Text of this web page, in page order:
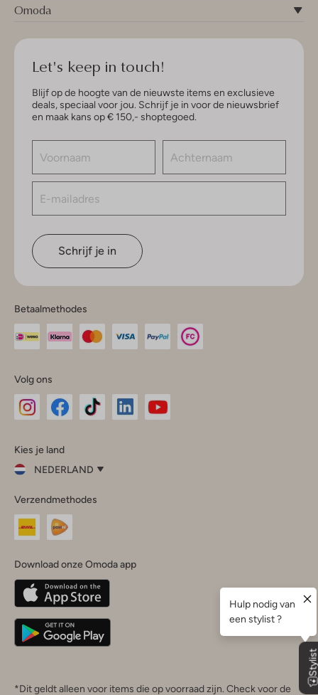
Omoda
Let's keep in touch!
Blijf op de hoogte van de nieuwste items en exclusieve
deals, speciaal voor jou. Schrijf je in voor de nieuwsbrief
en maak kans op € 150,- shoptegoed.
Schrijf je in
Betaalmethodes
Volg ons
InstagramFacebook
Kies je land
NEDERLAND
je
land
Nederland
Belgique(Français)
Deutschland
Verzendmethodes
Download onze Omoda app
*Dit geldt alleen voor items die op voorraad zijn. Check voor de